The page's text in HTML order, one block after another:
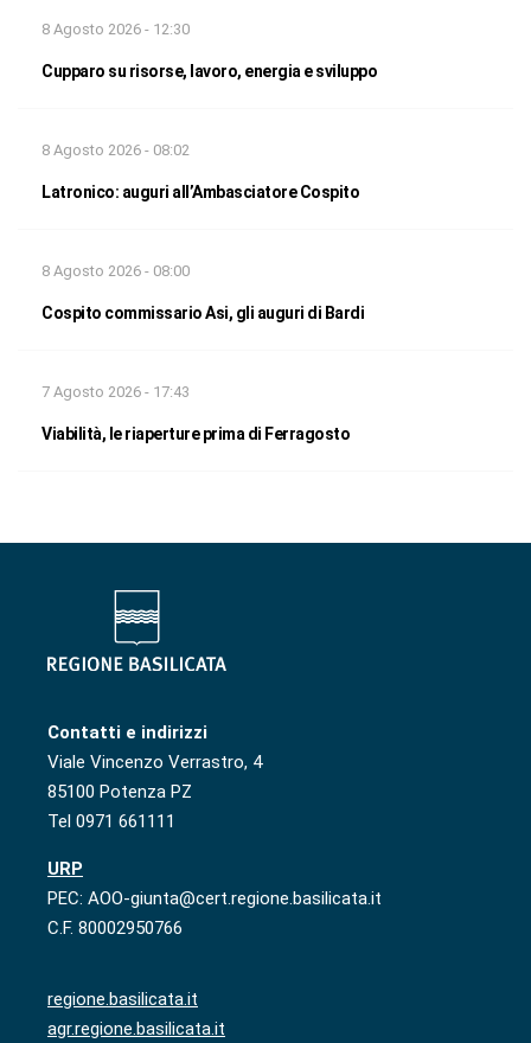
8 Agosto 2026 - 12:30
Cupparo su risorse, lavoro, energia e sviluppo
8 Agosto 2026 - 08:02
Latronico: auguri all’Ambasciatore Cospito
8 Agosto 2026 - 08:00
Cospito commissario Asi, gli auguri di Bardi
7 Agosto 2026 - 17:43
Viabilità, le riaperture prima di Ferragosto
Contatti e indirizzi
Viale Vincenzo Verrastro, 4
85100 Potenza PZ
Tel 0971 661111
URP
PEC: AOO-giunta@cert.regione.basilicata.it
C.F. 80002950766
regione.basilicata.it
agr.regione.basilicata.it